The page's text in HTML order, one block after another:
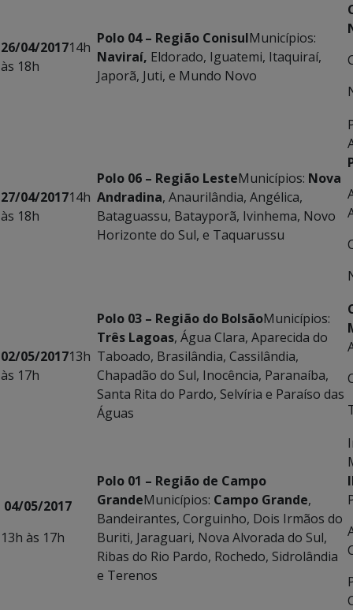
26/04/201714h
às 18h
Polo 04 – Região ConisulMunicípios:
Naviraí, Eldorado, Iguatemi, Itaquiraí,
Japorã, Juti, e Mundo Novo
27/04/201714h
às 18h
Polo 06 – Região LesteMunicípios: Nova
Andradina, Anaurilândia, Angélica,
Bataguassu, Batayporã, Ivinhema, Novo
Horizonte do Sul, e Taquarussu
02/05/201713h
às 17h
Polo 03 – Região do BolsãoMunicípios:
Três Lagoas, Água Clara, Aparecida do
Taboado, Brasilândia, Cassilândia,
Chapadão do Sul, Inocência, Paranaíba,
Santa Rita do Pardo, Selvíria e Paraíso das
Águas
04/05/2017
13h às 17h
Polo 01 – Região de Campo
GrandeMunicípios: Campo Grande,
Bandeirantes, Corguinho, Dois Irmãos do
Buriti, Jaraguari, Nova Alvorada do Sul,
Ribas do Rio Pardo, Rochedo, Sidrolândia
e Terenos